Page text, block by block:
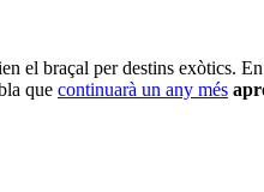
el braçal per destins exòtics.
que continuarà un any més